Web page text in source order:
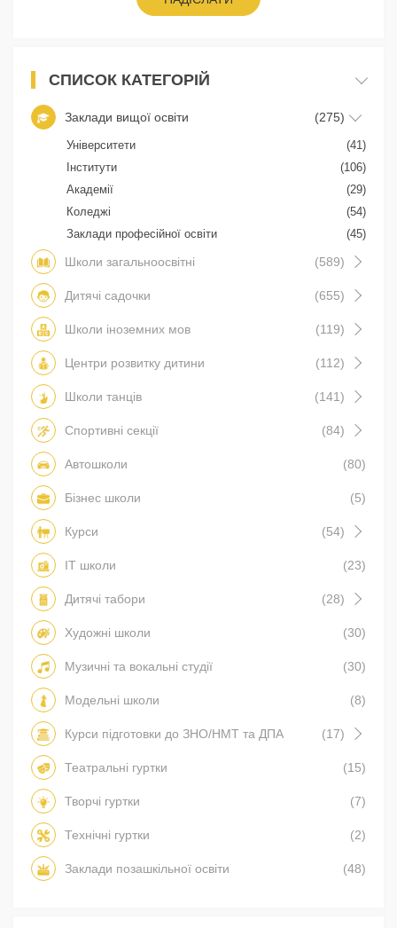
СПИСОК КАТЕГОРІЙ
Заклади вищої освіти (275)
Університети
(41)
Інститути
(106)
Академії
(29)
Коледжі
(54)
Заклади професійної освіти
(45)
Школи загальноосвітні (589)
Дитячі садочки (655)
Школи іноземних мов (119)
Центри розвитку дитини (112)
Школи танців (141)
Спортивні секції (84)
Автошколи (80)
Бізнес школи (5)
Курси (54)
IT школи (23)
Дитячі табори (28)
Художні школи (30)
Музичні та вокальні студії (30)
Модельні школи (8)
Курси підготовки до ЗНО/НМТ та ДПА (17)
Театральні гуртки (15)
Творчі гуртки (7)
Технічні гуртки (2)
Заклади позашкільної освіти (48)